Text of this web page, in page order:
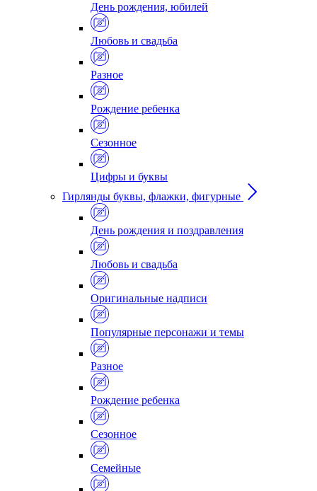
День рождения, юбилей
Любовь и свадьба
Разное
Рождение ребенка
Сезонное
Цифры и буквы
Гирлянды буквы, флажки, фигурные
День рождения и поздравления
Любовь и свадьба
Оригинальные надписи
Популярные персонажи и темы
Разное
Рождение ребенка
Сезонное
Семейные